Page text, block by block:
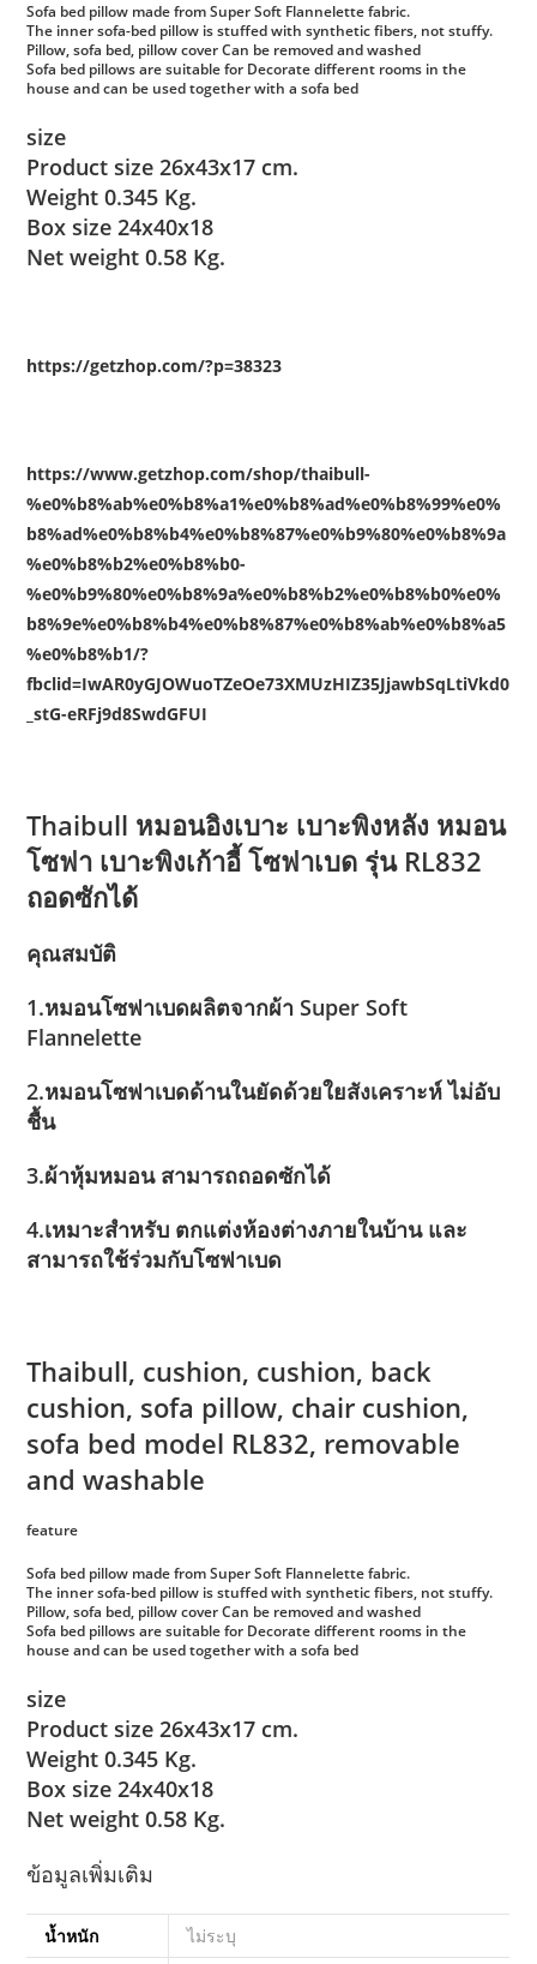
Sofa bed pillow made from Super Soft Flannelette fabric.
The inner sofa-bed pillow is stuffed with synthetic fibers, not stuffy.
Pillow, sofa bed, pillow cover Can be removed and washed
Sofa bed pillows are suitable for Decorate different rooms in the
house and can be used together with a sofa bed
size
Product size 26x43x17 cm.
Weight 0.345 Kg.
Box size 24x40x18
Net weight 0.58 Kg.
https://getzhop.com/?p=38323
https://www.getzhop.com/shop/thaibull-
%e0%b8%ab%e0%b8%a1%e0%b8%ad%e0%b8%99%e0%
b8%ad%e0%b8%b4%e0%b8%87%e0%b9%80%e0%b8%9a
%e0%b8%b2%e0%b8%b0-
%e0%b9%80%e0%b8%9a%e0%b8%b2%e0%b8%b0%e0%
b8%9e%e0%b8%b4%e0%b8%87%e0%b8%ab%e0%b8%a5
%e0%b8%b1/?
fbclid=IwAR0yGJOWuoTZeOe73XMUzHIZ35JjawbSqLtiVkd0
_stG-eRFj9d8SwdGFUI
Thaibull หมอนอิงเบาะ เบาะพิงหลัง หมอน
โซฟา เบาะพิงเก้าอี้ โซฟาเบด รุ่น RL832
ถอดซักได้
คุณสมบัติ
1.หมอนโซฟาเบดผลิตจากผ้า Super Soft
Flannelette
2.หมอนโซฟาเบดด้านในยัดด้วยใยสังเคราะห์ ไม่อับ
ชื้น
3.ผ้าหุ้มหมอน สามารถถอดซักได้
4.เหมาะสำหรับ ตกแต่งห้องต่างภายในบ้าน และ
สามารถใช้ร่วมกับโซฟาเบด
Thaibull, cushion, cushion, back
cushion, sofa pillow, chair cushion,
sofa bed model RL832, removable
and washable
feature
Sofa bed pillow made from Super Soft Flannelette fabric.
The inner sofa-bed pillow is stuffed with synthetic fibers, not stuffy.
Pillow, sofa bed, pillow cover Can be removed and washed
Sofa bed pillows are suitable for Decorate different rooms in the
house and can be used together with a sofa bed
size
Product size 26x43x17 cm.
Weight 0.345 Kg.
Box size 24x40x18
Net weight 0.58 Kg.
ข้อมูลเพิ่มเติม
น้ำหนัก ไม่ระบุ